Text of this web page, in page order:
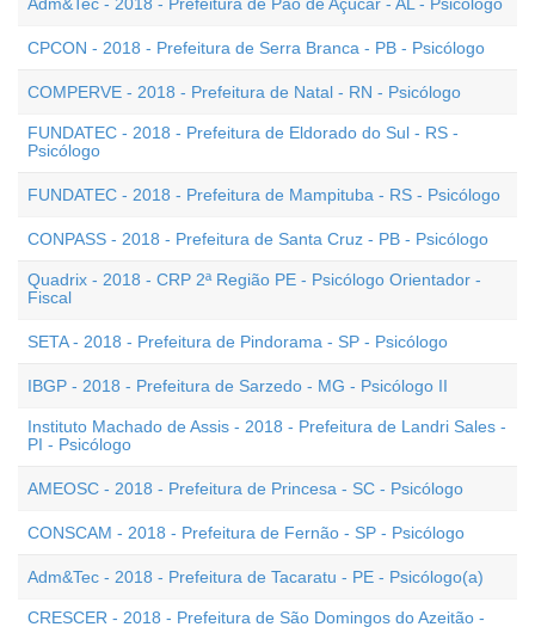
CPCON - 2018 - Prefeitura de Serra Branca - PB - Psicólogo
COMPERVE - 2018 - Prefeitura de Natal - RN - Psicólogo
FUNDATEC - 2018 - Prefeitura de Eldorado do Sul - RS -
Psicólogo
FUNDATEC - 2018 - Prefeitura de Mampituba - RS - Psicólogo
CONPASS - 2018 - Prefeitura de Santa Cruz - PB - Psicólogo
Quadrix - 2018 - CRP 2ª Região PE - Psicólogo Orientador -
Fiscal
SETA - 2018 - Prefeitura de Pindorama - SP - Psicólogo
IBGP - 2018 - Prefeitura de Sarzedo - MG - Psicólogo II
Instituto Machado de Assis - 2018 - Prefeitura de Landri Sales -
PI - Psicólogo
AMEOSC - 2018 - Prefeitura de Princesa - SC - Psicólogo
CONSCAM - 2018 - Prefeitura de Fernão - SP - Psicólogo
Adm&Tec - 2018 - Prefeitura de Tacaratu - PE - Psicólogo(a)
CRESCER - 2018 - Prefeitura de São Domingos do Azeitão -